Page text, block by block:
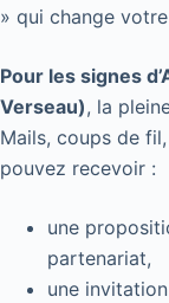
» qui change
Pour les signes
Verseau), la
Mails, coups de
pouvez recevoir :
une
partenariat,
une